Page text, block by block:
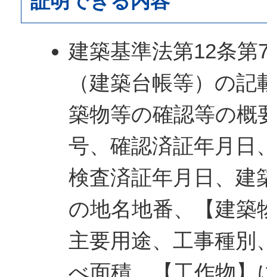
建築基準法第12条第
（建築台帳等）の
築物等の確認等の概
号、確認済証年月日
検査済証年月日、建
の地名地番、【建築
主要用途、工事種別
べ面積、【工作物】